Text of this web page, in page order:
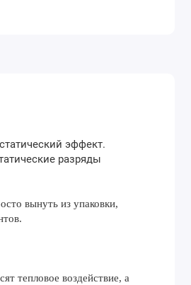
эффект.
разряды
вынуть из упаковки,
тепловое воздействие, а